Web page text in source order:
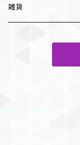
スカート
雑貨